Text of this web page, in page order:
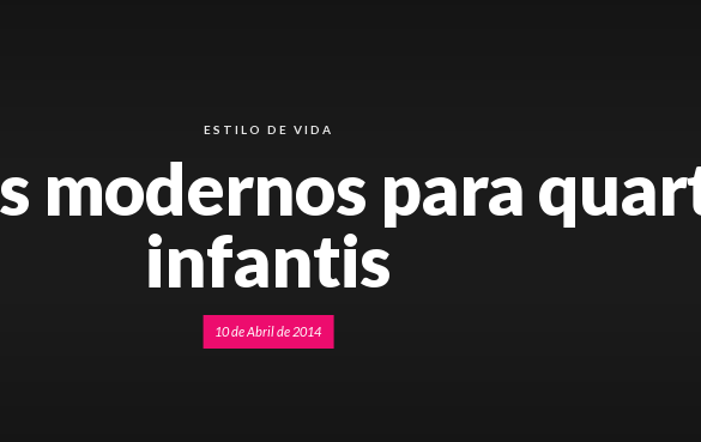
ESTILO DE VIDA
modernos para
infantis
10 de Abril de 2014